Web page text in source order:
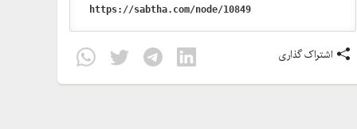
اشتراک گذاری